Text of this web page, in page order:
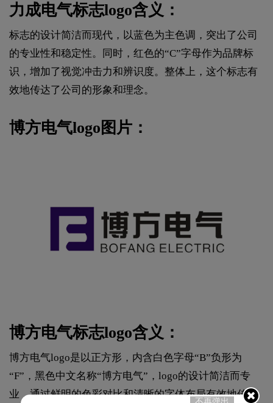
力成电气标志logo含义：
标志的设计简洁而现代，以蓝色为主色调，突出了公司
的专业性和稳定性。同时，红色的“C”字母作为品牌标
识，增加了视觉冲击力和辨识度。整体上，这个标志有
效地传达了公司的形象和理念。
博方电气logo图片：
博方电气标志logo含义：
博方电气logo是以正方形，内含白色字母“B”负形为
“F”，黑色中文名称“博方电气”，logo的设计简洁而专
业，通过鲜明的色彩对比和清晰的字体布局有效地传达